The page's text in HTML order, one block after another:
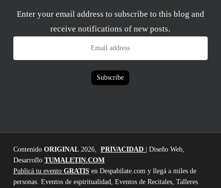
Enter your email address to subscribe to this blog and
receive notifications of new posts.
Email
Subscribe
Contenido ORIGINAL2026, PRIVACIDAD
| Diseño Web,
Desarrollo TUMALETIN.COM
Publicá tu evento GRATISen Despabilate.com y llegá a miles de
personas. Eventos de espiritualidad, Eventos de Recitales, Talleres